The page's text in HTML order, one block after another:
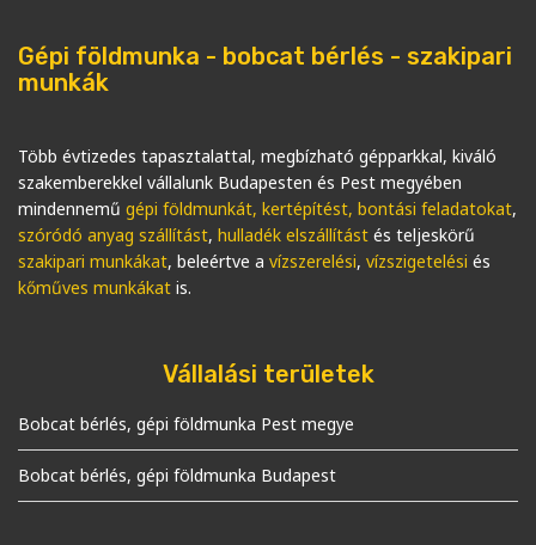
Gépi földmunka - bobcat bérlés - szakipari
munkák
Több évtizedes tapasztalattal, megbízható gépparkkal, kiváló
szakemberekkel vállalunk Budapesten és Pest megyében
mindennemű gépi földmunkát, kertépítést, bontási feladatokat,
szóródó anyag szállítást, hulladék elszállítást és teljeskörű
szakipari munkákat, beleértve a vízszerelési, vízszigetelési és
kőműves munkákat is.
Vállalási területek
Bobcat bérlés, gépi földmunka Pest megye
Bobcat bérlés, gépi földmunka Budapest